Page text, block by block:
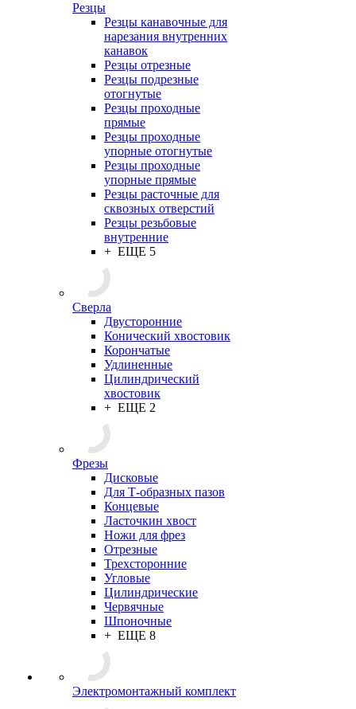
Резцы
Резцы канавочные для
нарезания внутренних
канавок
Резцы отрезные
Резцы подрезные
отогнутые
Резцы проходные
прямые
Резцы проходные
упорные отогнутые
Резцы проходные
упорные прямые
Резцы расточные для
сквозных отверстий
Резцы резьбовые
внутренние
+ ЕЩЕ 5
Сверла
Двусторонние
Конический хвостовик
Корончатые
Удлиненные
Цилиндрический
хвостовик
+ ЕЩЕ 2
Фрезы
Дисковые
Для Т-образных пазов
Концевые
Ласточкин хвост
Ножи для фрез
Отрезные
Трехсторонние
Угловые
Цилиндрические
Червячные
Шпоночные
+ ЕЩЕ 8
Электромонтажный комплект